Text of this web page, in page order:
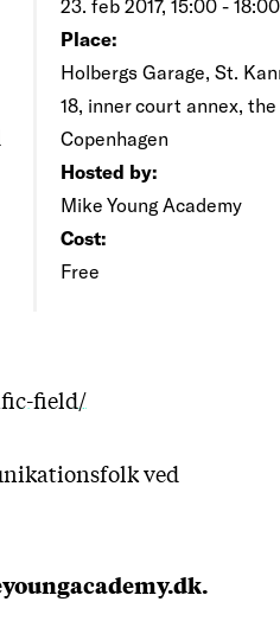
23. feb 2017, 15:00 - 18:00
Place:
Holbergs Garage, St.
18, inner court annex,
Copenhagen
Hosted by:
Mike Young Academy
Cost:
Free
field/
ved